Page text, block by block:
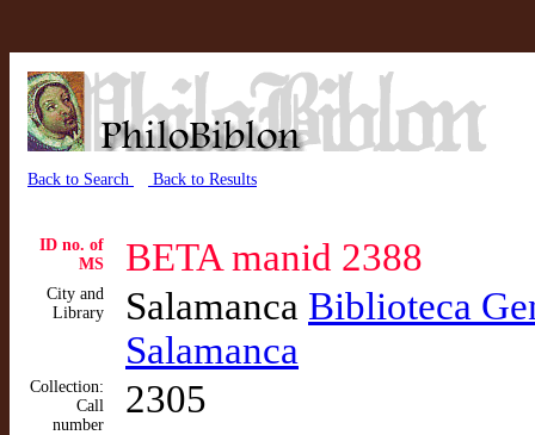
Back to Search Back to Results
ID no. of
MS
BETA manid 2388
City and
Library
Salamanca Biblioteca
Salamanca
Collection:
Call
number
2305